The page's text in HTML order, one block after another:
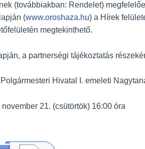
(továbbiakban: Rendelet)
(www.oroshaza.hu) a Hírek
megtekinthető.
a partnerségi tájékoztatás
Hivatal I. emeleti
21. (csütörtök) 16:00 óra